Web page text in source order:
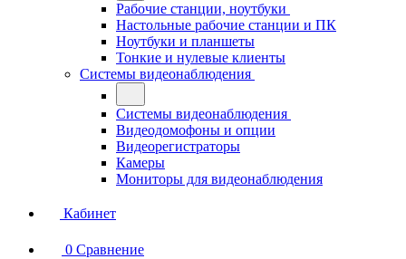
Рабочие станции, ноутбуки
Настольные рабочие станции и ПК
Ноутбуки и планшеты
Тонкие и нулевые клиенты
Системы видеонаблюдения
Системы видеонаблюдения
Видеодомофоны и опции
Видеорегистраторы
Камеры
Мониторы для видеонаблюдения
Кабинет
0 Сравнение